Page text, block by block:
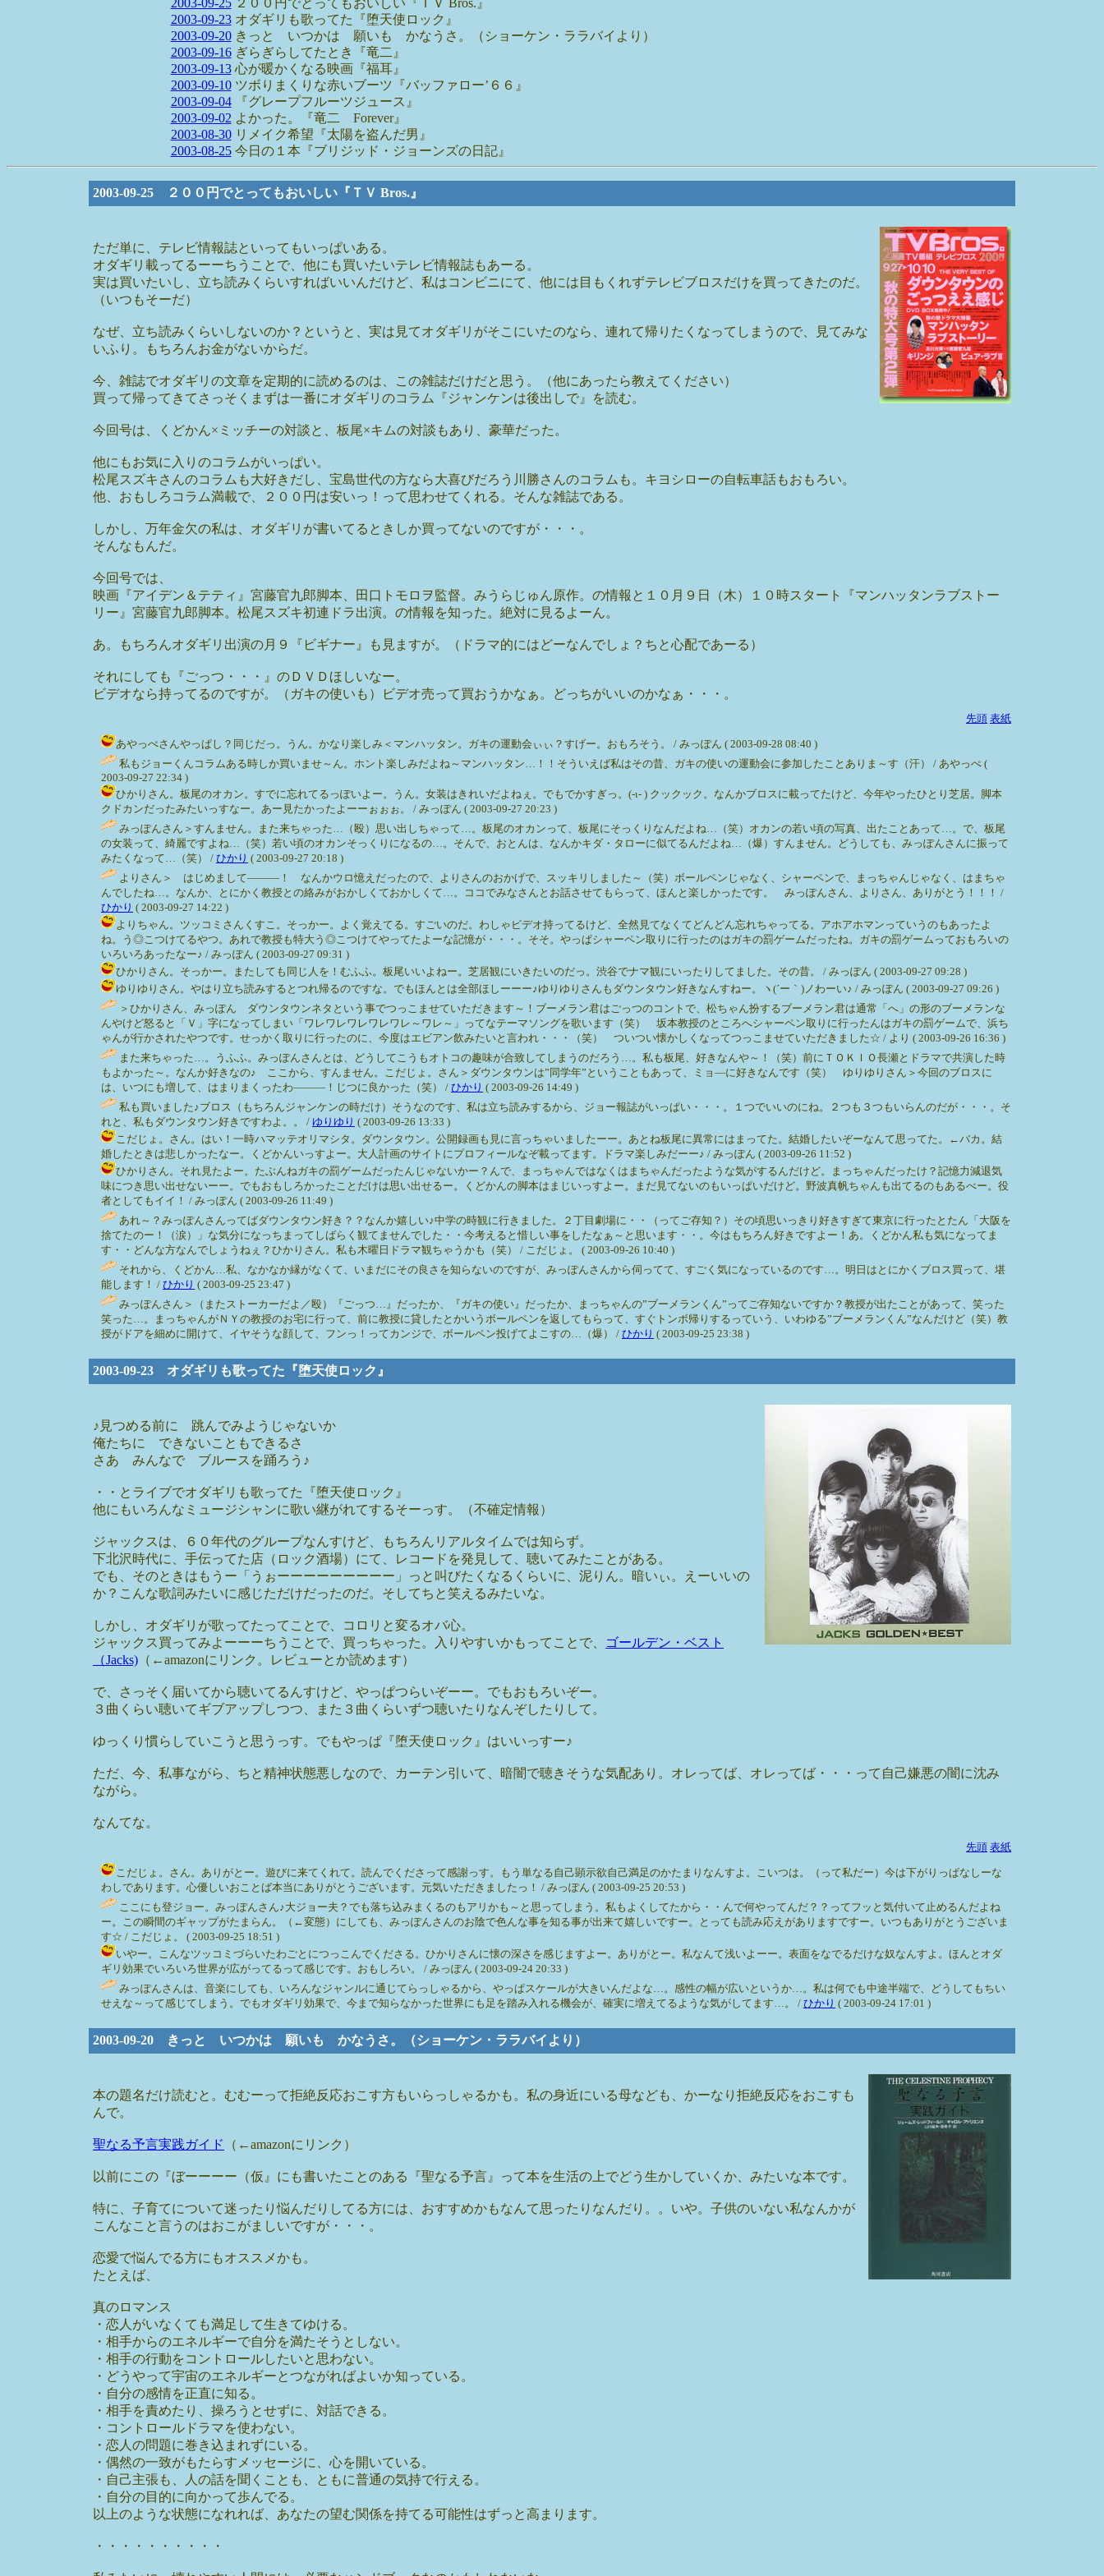
2003-09-25２００円でとってもおいしい『ＴＶ Bros.』
2003-09-23オダギリも歌ってた『堕天使ロック』
2003-09-20きっと いつかは 願いも かなうさ。（ショーケン・ララバイより）
2003-09-16ぎらぎらしてたとき『竜二』
2003-09-13心が暖かくなる映画『福耳』
2003-09-10ツボりまくりな赤いブーツ『バッファロー’６６』
2003-09-04『グレープフルーツジュース』
2003-09-02 よかった。『竜二 Forever』
2003-08-30リメイク希望『太陽を盗んだ男』
2003-08-25今日の１本『ブリジッド・ジョーンズの日記』
2003-09-25 ２００円でとってもおいしい『ＴＶ Bros.』
ただ単に、テレビ情報誌といってもいっぱいある。
オダギリ載ってるーーちうことで、他にも買いたいテレビ情報誌もあーる。
実は買いたいし、立ち読みくらいすればいいんだけど、私はコンビニにて、他には目もくれずテレビブロスだけを買ってきたのだ。
（いつもそーだ）
なぜ、立ち読みくらいしないのか？というと、実は見てオダギリがそこにいたのなら、連れて帰りたくなってしまうので、見てみな
いふり。もちろんお金がないからだ。
今、雑誌でオダギリの文章を定期的に読めるのは、この雑誌だけだと思う。（他にあったら教えてください）
買って帰ってきてさっそくまずは一番にオダギリのコラム『ジャンケンは後出しで』を読む。
今回号は、くどかん×ミッチーの対談と、板尾×キムの対談もあり、豪華だった。
他にもお気に入りのコラムがいっぱい。
松尾スズキさんのコラムも大好きだし、宝島世代の方なら大喜びだろう川勝さんのコラムも。キヨシローの自転車話もおもろい。
他、おもしろコラム満載で、２００円は安いっ！って思わせてくれる。そんな雑誌である。
しかし、万年金欠の私は、オダギリが書いてるときしか買ってないのですが・・・。
そんなもんだ。
今回号では、
映画『アイデン＆テティ』宮藤官九郎脚本、田口トモロヲ監督。みうらじゅん原作。の情報と１０月９日（木）１０時スタート『マンハッタンラブストー
リー』宮藤官九郎脚本。松尾スズキ初連ドラ出演。の情報を知った。絶対に見るよーん。
あ。もちろんオダギリ出演の月９『ビギナー』も見ますが。（ドラマ的にはどーなんでしょ？ちと心配であーる）
それにしても『ごっつ・・・』のＤＶＤほしいなー。
ビデオなら持ってるのですが。（ガキの使いも）ビデオ売って買おうかなぁ。どっちがいいのかなぁ・・・。
先頭 表紙
あやっぺさんやっぱし？同じだっ。うん。かなり楽しみ＜マンハッタン。ガキの運動会ぃぃ？すげー。おもろそう。 / みっぽん ( 2003-09-28 08:40 )
私もジョーくんコラムある時しか買いませ～ん。ホント楽しみだよね～マンハッタン…！！そういえば私はその昔、ガキの使いの運動会に参加したことありま～す（汗） / あやっぺ (
2003-09-27 22:34 )
ひかりさん。板尾のオカン。すでに忘れてるっぽいよー。うん。女装はきれいだよねぇ。でもでかすぎっ。(-ι- ) クックック。なんかブロスに載ってたけど、今年やったひとり芝居。脚本
クドカンだったみたいっすなー。あー見たかったよーーぉぉぉ。 / みっぽん ( 2003-09-27 20:23 )
みっぽんさん＞すんません。また来ちゃった…（殴）思い出しちゃって…。板尾のオカンって、板尾にそっくりなんだよね…（笑）オカンの若い頃の写真、出たことあって…。で、板尾
の女装って、綺麗ですよね…（笑）若い頃のオカンそっくりになるの…。そんで、おとんは、なんかキダ・タローに似てるんだよね…（爆）すんません。どうしても、みっぽんさんに振って
みたくなって…（笑） / ひかり ( 2003-09-27 20:18 )
よりさん＞ はじめまして―――！ なんかウロ憶えだったので、よりさんのおかげで、スッキリしました～（笑）ボールペンじゃなく、シャーペンで、まっちゃんじゃなく、はまちゃ
んでしたね…。なんか、とにかく教授との絡みがおかしくておかしくて…。ココでみなさんとお話させてもらって、ほんと楽しかったです。 みっぽんさん、よりさん、ありがとう！！！ /
ひかり ( 2003-09-27 14:22 )
よりちゃん。ツッコミさんくすこ。そっかー。よく覚えてる。すごいのだ。わしゃビデオ持ってるけど、全然見てなくてどんどん忘れちゃってる。アホアホマンっていうのもあったよ
ね。う◎こつけてるやつ。あれで教授も特大う◎こつけてやってたよーな記憶が・・・。そそ。やっぱシャーペン取りに行ったのはガキの罰ゲームだったね。ガキの罰ゲームっておもろいの
いろいろあったなー♪ / みっぽん ( 2003-09-27 09:31 )
ひかりさん。そっかー。またしても同じ人を！むふふ。板尾いいよねー。芝居観にいきたいのだっ。渋谷でナマ観にいったりしてました。その昔。 / みっぽん ( 2003-09-27 09:28 )
ゆりゆりさん。やはり立ち読みするとつれ帰るのですな。でもほんとは全部ほしーーー♪ゆりゆりさんもダウンタウン好きなんすねー。ヽ(´ー｀)ノわーい♪ / みっぽん ( 2003-09-27 09:26 )
＞ひかりさん、みっぽん ダウンタウンネタという事でつっこませていただきます～！ブーメラン君はごっつのコントで、松ちゃん扮するブーメラン君は通常「へ」の形のブーメランな
んやけど怒ると「Ｖ」字になってしまい「ワレワレワレワレワレ～ワレ～」ってなテーマソングを歌います（笑） 坂本教授のところへシャーペン取りに行ったんはガキの罰ゲームで、浜ち
ゃんが行かされたやつです。せっかく取りに行ったのに、今度はエビアン飲みたいと言われ・・・（笑） ついつい懐かしくなってつっこませていただきました☆ / より ( 2003-09-26 16:36 )
また来ちゃった…。うふふ。みっぽんさんとは、どうしてこうもオトコの趣味が合致してしまうのだろう…。私も板尾、好きなんや～！（笑）前にＴＯＫＩＯ長瀬とドラマで共演した時
もよかった～。なんか好きなの♪ ここから、すんません。こだじょ。さん＞ダウンタウンは”同学年”ということもあって、ミョ―に好きなんです（笑） ゆりゆりさん＞今回のブロスに
は、いつにも増して、はまりまくったわ―――！じつに良かった（笑） / ひかり ( 2003-09-26 14:49 )
私も買いました♪ブロス（もちろんジャンケンの時だけ）そうなのです、私は立ち読みするから、ジョー報誌がいっぱい・・・。１つでいいのにね。２つも３つもいらんのだが・・・。そ
れと、私もダウンタウン好きですわよ。。 / ゆりゆり ( 2003-09-26 13:33 )
こだじょ。さん。はい！一時ハマッテオリマシタ。ダウンタウン。公開録画も見に言っちゃいましたーー。あとね板尾に異常にはまってた。結婚したいぞーなんて思ってた。←バカ。結
婚したときは悲しかったなー。くどかんいっすよー。大人計画のサイトにプロフィールなぞ載ってます。ドラマ楽しみだーー♪ / みっぽん ( 2003-09-26 11:52 )
ひかりさん。それ見たよー。たぶんねガキの罰ゲームだったんじゃないかー？んで、まっちゃんではなくはまちゃんだったような気がするんだけど。まっちゃんだったけ？記憶力減退気
味につき思い出せないーー。でもおもしろかったことだけは思い出せるー。くどかんの脚本はまじいっすよー。まだ見てないのもいっぱいだけど。野波真帆ちゃんも出てるのもあるべー。役
者としてもイイ！ / みっぽん ( 2003-09-26 11:49 )
あれ～？みっぽんさんってばダウンタウン好き？？なんか嬉しい♪中学の時観に行きました。２丁目劇場に・・（ってご存知？）その頃思いっきり好きすぎて東京に行ったとたん「大阪を
捨てたのー！（涙）」な気分になっちまってしばらく観てませんでした・・今考えると惜しい事をしたなぁ～と思います・・。今はもちろん好きですよー！あ。くどかん私も気になってま
す・・どんな方なんでしょうねぇ？ひかりさん。私も木曜日ドラマ観ちゃうかも（笑） / こだじょ。 ( 2003-09-26 10:40 )
それから、くどかん…私、なかなか縁がなくて、いまだにその良さを知らないのですが、みっぽんさんから伺ってて、すごく気になっているのです…。明日はとにかくブロス買って、堪
能します！ / ひかり ( 2003-09-25 23:47 )
みっぽんさん＞（またストーカーだよ／殴）『ごっつ…』だったか、『ガキの使い』だったか、まっちゃんの”ブーメランくん”ってご存知ないですか？教授が出たことがあって、笑った
笑った…。まっちゃんがＮＹの教授のお宅に行って、前に教授に貸したとかいうボールペンを返してもらって、すぐトンボ帰りするっていう、いわゆる”ブーメランくん”なんだけど（笑）教
授がドアを細めに開けて、イヤそうな顔して、フンっ！ってカンジで、ボールペン投げてよこすの…（爆） / ひかり ( 2003-09-25 23:38 )
2003-09-23 オダギリも歌ってた『堕天使ロック』
♪見つめる前に 跳んでみようじゃないか
俺たちに できないこともできるさ
さあ みんなで ブルースを踊ろう♪
・・とライブでオダギリも歌ってた『堕天使ロック』
他にもいろんなミュージシャンに歌い継がれてするそーっす。（不確定情報）
ジャックスは、６０年代のグループなんすけど、もちろんリアルタイムでは知らず。
下北沢時代に、手伝ってた店（ロック酒場）にて、レコードを発見して、聴いてみたことがある。
でも、そのときはもうー「うぉーーーーーーーーー」っと叫びたくなるくらいに、泥りん。暗いぃ。えーいいの
か？こんな歌詞みたいに感じただけだったのだ。そしてちと笑えるみたいな。
しかし、オダギリが歌ってたってことで、コロリと変るオバ心。
ジャックス買ってみよーーーちうことで、買っちゃった。入りやすいかもってことで、
ゴールデン・ベスト
（Jacks) （←amazonにリンク。レビューとか読めます）
で、さっそく届いてから聴いてるんすけど、やっぱつらいぞーー。でもおもろいぞー。
３曲くらい聴いてギブアップしつつ、また３曲くらいずつ聴いたりなんぞしたりして。
ゆっくり慣らしていこうと思うっす。でもやっぱ『堕天使ロック』はいいっすー♪
ただ、今、私事ながら、ちと精神状態悪しなので、カーテン引いて、暗闇で聴きそうな気配あり。オレってば、オレってば・・・って自己嫌悪の闇に沈み
ながら。
なんてな。
先頭 表紙
こだじょ。さん。ありがとー。遊びに来てくれて。読んでくださって感謝っす。もう単なる自己顕示欲自己満足のかたまりなんすよ。こいつは。（って私だー）今は下がりっぱなしーな
わしであります。心優しいおことば本当にありがとうございます。元気いただきましたっ！ / みっぽん ( 2003-09-25 20:53 )
ここにも登ジョー。みっぽんさん♪大ジョー夫？でも落ち込みまくるのもアリかも～と思ってしまう。私もよくしてたから・・んで何やってんだ？？ってフッと気付いて止めるんだよね
ー。この瞬間のギャップがたまらん。（←変態）にしても、みっぽんさんのお陰で色んな事を知る事が出来て嬉しいですー。とっても読み応えがありますですー。いつもありがとうございま
す☆ / こだじょ。 ( 2003-09-25 18:51 )
いやー。こんなツッコミづらいたわごとにつっこんでくださる。ひかりさんに懐の深さを感じますよー。ありがとー。私なんて浅いよーー。表面をなでるだけな奴なんすよ。ほんとオダ
ギリ効果でいろいろ世界が広がってるって感じです。おもしろい。 / みっぽん ( 2003-09-24 20:33 )
みっぽんさんは、音楽にしても、いろんなジャンルに通じてらっしゃるから、やっぱスケールが大きいんだよな…。感性の幅が広いというか…。私は何でも中途半端で、どうしてもちい
せえな～って感じてしまう。でもオダギリ効果で、今まで知らなかった世界にも足を踏み入れる機会が、確実に増えてるような気がしてます…。 / ひかり ( 2003-09-24 17:01 )
2003-09-20 きっと いつかは 願いも かなうさ。（ショーケン・ララバイより）
本の題名だけ読むと。むむーって拒絶反応おこす方もいらっしゃるかも。私の身近にいる母なども、かーなり拒絶反応をおこすも
んで。
聖なる予言実践ガイド （←amazonにリンク）
以前にこの『ぼーーーー（仮』にも書いたことのある『聖なる予言』って本を生活の上でどう生かしていくか、みたいな本です。
特に、子育てについて迷ったり悩んだりしてる方には、おすすめかもなんて思ったりなんだり。。いや。子供のいない私なんかが
こんなこと言うのはおこがましいですが・・・。
恋愛で悩んでる方にもオススメかも。
たとえば、
真のロマンス
・恋人がいなくても満足して生きてゆける。
・相手からのエネルギーで自分を満たそうとしない。
・相手の行動をコントロールしたいと思わない。
・どうやって宇宙のエネルギーとつながればよいか知っている。
・自分の感情を正直に知る。
・相手を責めたり、操ろうとせずに、対話できる。
・コントロールドラマを使わない。
・恋人の問題に巻き込まれずにいる。
・偶然の一致がもたらすメッセージに、心を開いている。
・自己主張も、人の話を聞くことも、ともに普通の気持で行える。
・自分の目的に向かって歩んでる。
以上のような状態になれれば、あなたの望む関係を持てる可能性はずっと高まります。
・・・・・・・・・・